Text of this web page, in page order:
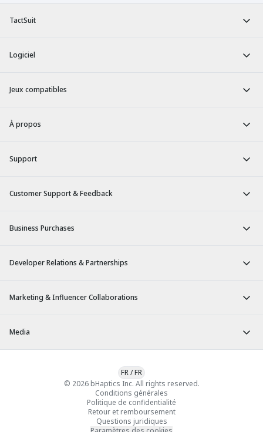
TactSuit
Logiciel
Jeux compatibles
À propos
Support
Customer Support & Feedback
Business Purchases
Developer Relations & Partnerships
Marketing & Influencer Collaborations
Media
© 2026 bHaptics Inc. All rights reserved.
Conditions générales
Politique de confidentialité
Retour et remboursement
Questions juridiques
FR/FR